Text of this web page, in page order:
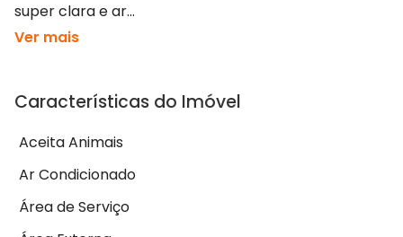
super clara e ar...
Ver mais
Características do Imóvel
Aceita Animais
Ar Condicionado
Área de Serviço